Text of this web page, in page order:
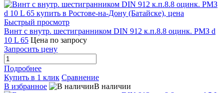
Быстрый просмотр
Винт с внутр. шестигранником DIN 912 к.п.8.8 оцинк. РМЗ d
10 L 65 Цена по запросу
Запросить цену
Подробнее
Купить в 1 клик Сравнение
В избранное
В наличии